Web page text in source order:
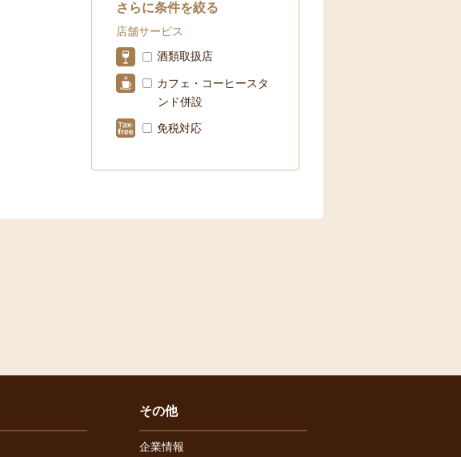
さらに条件を絞る
店舗サービス
酒類取扱店
カフェ・コーヒースタ
ンド併設
免税対応
その他
企業情報